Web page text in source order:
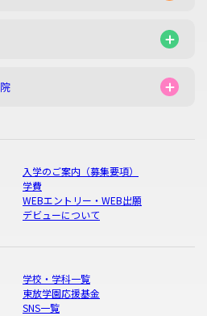
入学のご案内（募集要項）
学費
WEBエントリー・WEB出願
デビューについて
学校・学科一覧
東放学園応援基金
SNS一覧